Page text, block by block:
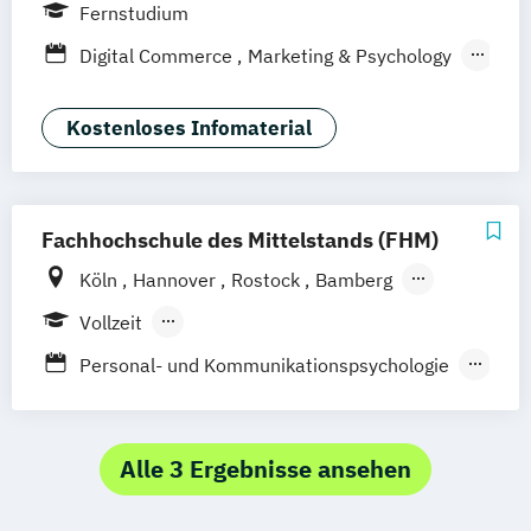
Nürnberg
Fernstudium
Digital Commerce
Marketing & Psychology
Kostenloses Infomaterial
Fachhochschule des Mittelstands (FHM)
Köln Hannover Rostock
Bamberg
Bielefeld
Vollzeit
Berufsbegleitendes Präsenzstudium
Personal- und Kommunikationspsychologie
Alle 3 Ergebnisse ansehen